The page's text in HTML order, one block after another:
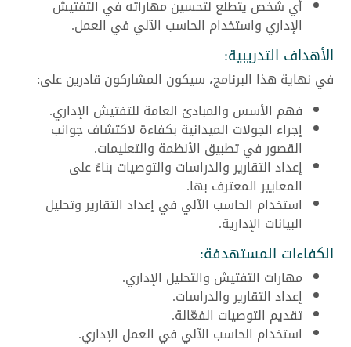
أي شخص يتطلع لتحسين مهاراته في التفتيش
الإداري واستخدام الحاسب الآلي في العمل.
الأهداف التدريبية:
في نهاية هذا البرنامج، سيكون المشاركون قادرين على:
فهم الأسس والمبادئ العامة للتفتيش الإداري.
إجراء الجولات الميدانية بكفاءة لاكتشاف جوانب
القصور في تطبيق الأنظمة والتعليمات.
إعداد التقارير والدراسات والتوصيات بناءً على
المعايير المعترف بها.
استخدام الحاسب الآلي في إعداد التقارير وتحليل
البيانات الإدارية.
الكفاءات المستهدفة:
مهارات التفتيش والتحليل الإداري.
إعداد التقارير والدراسات.
تقديم التوصيات الفعّالة.
استخدام الحاسب الآلي في العمل الإداري.